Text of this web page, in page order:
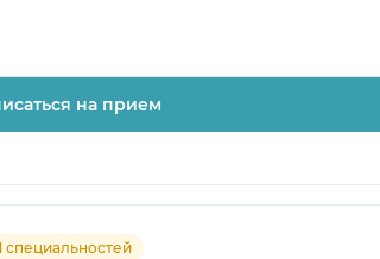
на прием
специальностей